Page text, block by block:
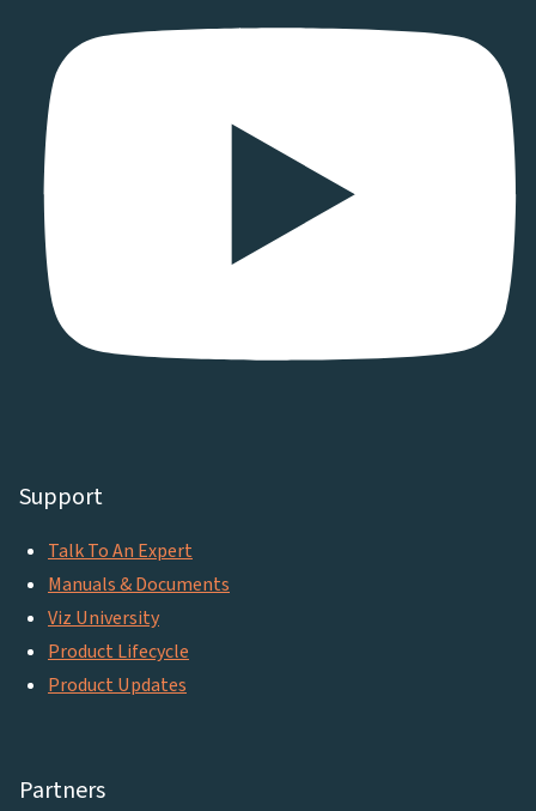
Support
Talk To An Expert
Manuals & Documents
Viz University
Product Lifecycle
Product Updates
Partners